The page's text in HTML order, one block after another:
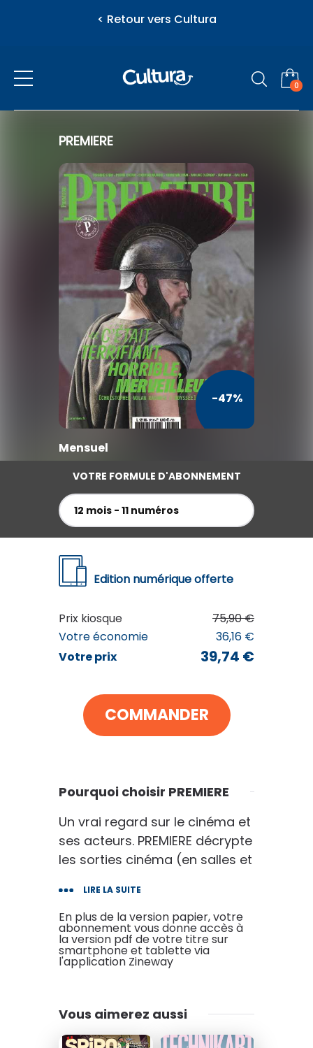
< Retour vers Cultura
eZily - Votre Kiosque numérique
Actualité
Féminins / Santé
Loisirs / Culture
TV / Vie Pratique
Presse Professionnelle
Je l'éloigne des écrans
0
PREMIERE
-47%
Mensuel
VOTRE FORMULE D'ABONNEMENT
12 mois - 11 numéros
Edition numérique offerte
Prix kiosque
75,90 €
Votre économie
36,16 €
Votre prix
39,74 €
COMMANDER
Pourquoi choisir PREMIERE
Un vrai regard sur le cinéma et
ses acteurs. PREMIERE décrypte
les sorties cinéma (en salles et
vous offre des portraits
d'acteurs et de réalisateurs et
vous donne rendez-vous avec
des enquêtes et des
reportages. Place à l'exigence
LIRE LA SUITE
En plus de la version papier, votre
abonnement vous donne accès à
la version pdf de votre titre sur
smartphone et tablette via
l'application Zineway
Vous aimerez aussi
Vous venez d'ajouter au panier
l'article suivant
39
au lieu de 75€90
CONTINUER MES ACHATS